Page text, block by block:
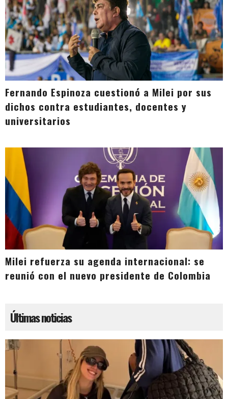
Fernando Espinoza cuestionó a Milei por sus
dichos contra estudiantes, docentes y
universitarios
Milei refuerza su agenda internacional: se
reunió con el nuevo presidente de Colombia
Últimas noticias